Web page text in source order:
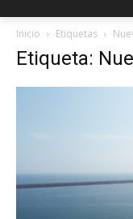
Inicio Etiquetas
Etiqueta: